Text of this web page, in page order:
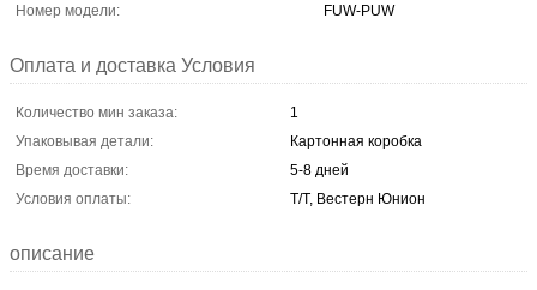
Номер модели:
FUW-PUW
Оплата и доставка Условия
Количество мин заказа:
1
Упаковывая детали:
Картонная коробка
Время доставки:
5-8 дней
Условия оплаты:
Т/Т, Вестерн Юнион
описание